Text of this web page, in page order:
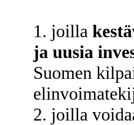
1. joilla
ja uusia
Suomen
2. joilla